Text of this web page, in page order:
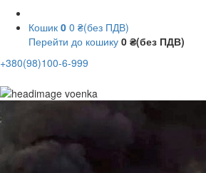
Кошик 0 0 ₴(без ПДВ)
Перейти до кошику 0 ₴(без ПДВ)
+380(98)100-6-999